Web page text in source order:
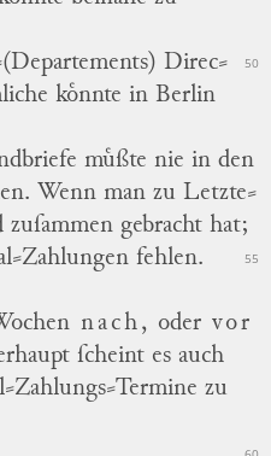
Direc⸗ 50
koͤnnte in Berlin
muͤßte nie in den
Wenn man zu Letzte⸗
gebracht hat;
55
fehlen.
nach, oder vor
ſcheint es auch
zu